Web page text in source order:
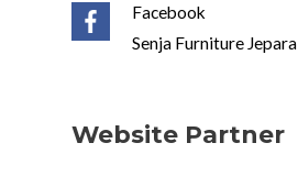
Facebook
Senja Furniture Jepara
Website Partner